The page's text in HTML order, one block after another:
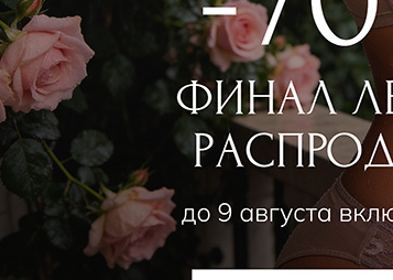
16 000₽
Каталог